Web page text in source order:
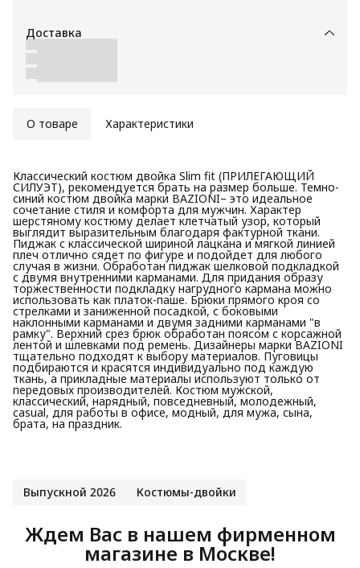
Доставка
О товаре Характеристики
Классический костюм двойка Slim fit (ПРИЛЕГАЮЩИЙ
СИЛУЭТ), рекомендуется брать на размер больше. Темно-
синий костюм двойка марки BAZIONI– это идеальное
сочетание стиля и комфорта для мужчин. Характер
шерстяному костюму делает клетчатый узор, который
выглядит выразительным благодаря фактурной ткани.
Пиджак с классической шириной лацкана и мягкой линией
плеч отлично сядет по фигуре и подойдет для любого
случая в жизни. Обработан пиджак шелковой подкладкой
с двумя внутренними карманами. Для придания образу
торжественности подкладку нагрудного кармана можно
использовать как платок-паше. Брюки прямого кроя со
стрелками и заниженной посадкой, с боковыми
наклонными карманами и двумя задними карманами "в
рамку". Верхний срез брюк обработан поясом с корсажной
лентой и шлевками под ремень. Дизайнеры марки BAZIONI
тщательно подходят к выбору материалов. Пуговицы
подбираются и красятся индивидуально под каждую
ткань, а прикладные материалы используют только от
передовых производителей. Костюм мужской,
классический, нарядный, повседневный, молодежный,
casual, для работы в офисе, модный, для мужа, сына,
брата, на праздник.
Выпускной 2026 Костюмы-двойки
Ждем Вас в нашем фирменном
магазине в Москве!